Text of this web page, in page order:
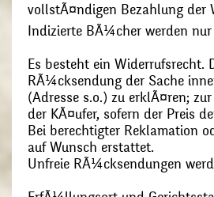
vollstÃ¤ndigen Bezahlung der
Indizierte BÃ¼cher werden
Es besteht ein
RÃ¼cksendung der Sache
(Adresse s.o.) zu erklÃ¤ren;
der KÃ¤ufer, sofern der Preis
Bei berechtigter Reklamation
auf Wunsch erstattet.
Unfreie RÃ¼cksendungen